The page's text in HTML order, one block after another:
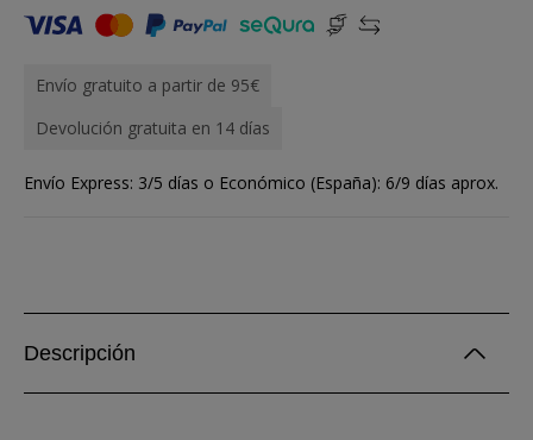
Envío gratuito a partir de 95€
Devolución gratuita en 14 días
Envío Express: 3/5 días o Económico (España): 6/9 días aprox.
Descripción